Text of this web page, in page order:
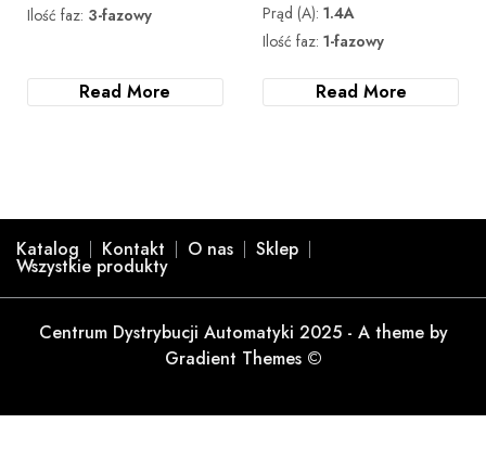
Ilość faz: 3-fazowy
Read More
Prąd (A):1.4A
Ilość faz:1-fazowy
Read More
Katalog Kontakt O nas Sklep
Wszystkie produkty
Centrum Dystrybucji Automatyki 2025 - A theme by
Gradient Themes ©